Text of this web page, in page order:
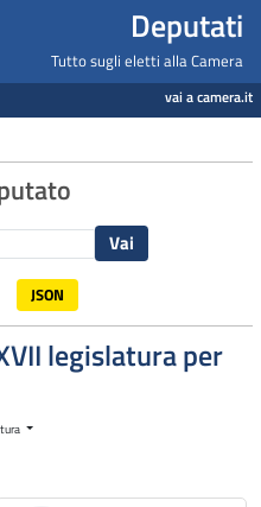
- Deputati
Tutto sugli eletti alla Camera
vai a camera.it
JSON
legislatura per